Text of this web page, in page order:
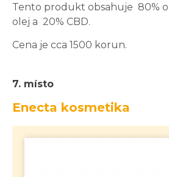
Tento produkt obsahuje 80%
olej a 20% CBD.
Cena je cca 1500 korun.
7. místo
Enecta kosmetika